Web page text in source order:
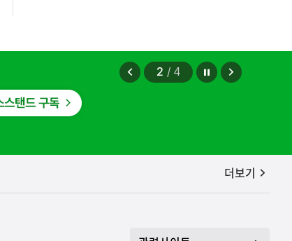
이
2 / 4
정지
다
공지사항
더보기